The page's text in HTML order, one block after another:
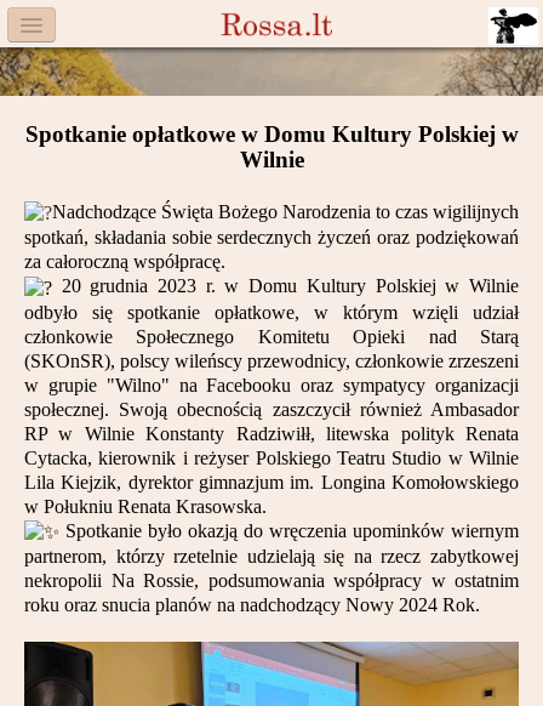
Menu
Facebook
Aktualności
Książka
Moneta
Cegiełki
Rossa
Trasy
Darczyńcy
Partnerzy
Kontakt
Spotkanie opłatkowe w Domu Kultury Polskiej w
Wilnie
Nadchodzące Święta Bożego Narodzenia to czas wigilijnych
spotkań, składania sobie serdecznych życzeń oraz podziękowań
za całoroczną współpracę.
20 grudnia 2023 r. w Domu Kultury Polskiej w Wilnie
odbyło się spotkanie opłatkowe, w którym wzięli udział
członkowie Społecznego Komitetu Opieki nad Starą
(SKOnSR), polscy wileńscy przewodnicy, członkowie zrzeszeni
w grupie "Wilno" na Facebooku oraz sympatycy organizacji
społecznej. Swoją obecnością zaszczycił również Ambasador
RP w Wilnie Konstanty Radziwiłł, litewska polityk Renata
Cytacka, kierownik i reżyser Polskiego Teatru Studio w Wilnie
Lila Kiejzik, dyrektor gimnazjum im. Longina Komołowskiego
w Połukniu Renata Krasowska.
Spotkanie było okazją do wręczenia upominków wiernym
partnerom, którzy rzetelnie udzielają się na rzecz zabytkowej
nekropolii Na Rossie, podsumowania współpracy w ostatnim
roku oraz snucia planów na nadchodzący Nowy 2024 Rok.